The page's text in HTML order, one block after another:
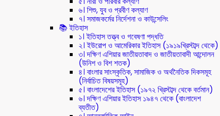
৬। শিশু, যুব ও প্রবীণ কল্যাণ
৭। সমাজকর্মের নির্দেশনা ও কাউন্সেলিং
📚 ইতিহাস
১। ইতিহাস তত্ত্ব ও গবেষণা পদ্ধতি
২। ইউরোপ ও আমেরিকার ইতিহাস (১৯১৯খ্রিস্টাব্দ থেকে)
৩। দক্ষিণ এশিয়ার জাতীয়তাবাদ ও জাতীয়তাবাদী আন্দোলন
(উনিশ ও বিশ শতক)
৪। বাংলার সাংস্কৃতিক, সামাজিক ও অর্থনৈতিক দিকসমূহ
(নির্বাচিত বিষয়সমূহ)
৫। বাংলাদেশের ইতিহাস (১৯৭২ খ্রিস্টাব্দ থেকে বর্তমান)
৬। দক্ষিণ এশিয়ার ইতিহাস ১৯৪৭ থেকে (বাংলাদেশ
ব্যতীত)